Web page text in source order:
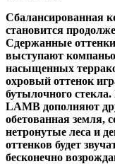
Сбалансированная
становится
Сдержанные оттенки
выступают
насыщенных
охровый оттенок
бутылочного
LAMB дополняют
обетованная земля,
нетронутые леса и
оттенков будет
бесконечно